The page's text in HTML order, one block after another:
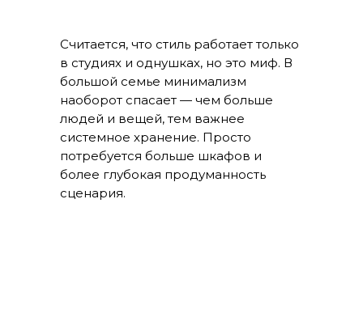
Считается, что стиль работает только
в студиях и однушках, но это миф. В
большой семье минимализм
наоборот спасает — чем больше
людей и вещей, тем важнее
системное хранение. Просто
потребуется больше шкафов и
более глубокая продуманность
сценария.